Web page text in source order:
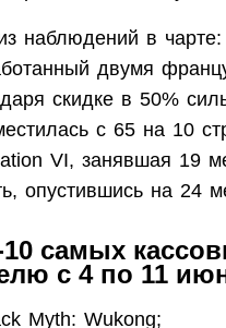
наблюдений в
двумя
скидке в 50%
с 65 на 10
VI, занявшая 19
опустившись на 24
самых
с 4 по 11
Myth: Wukong;